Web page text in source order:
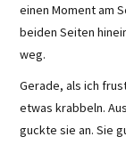
einen Moment am
beiden Seiten
weg.
Gerade, als ich
etwas krabbeln.
guckte sie an. Sie